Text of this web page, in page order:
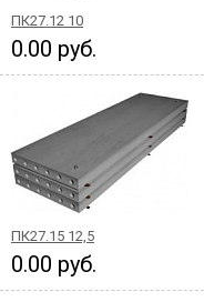
ПК27.12 10
0.00 руб.
ПК27.15 12,5
0.00 руб.